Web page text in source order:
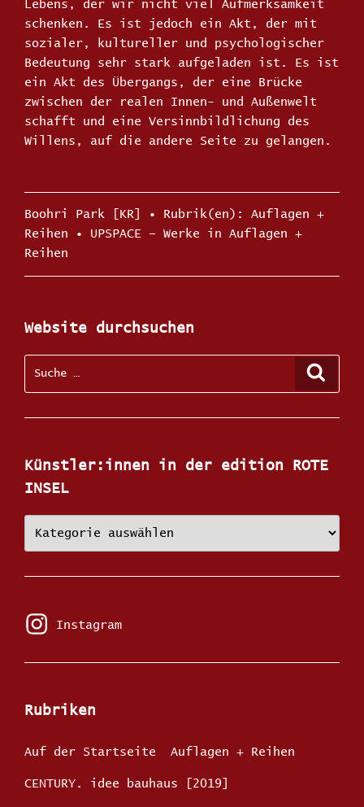
Lebens, der wir nicht viel Aufmerksamkeit
schenken. Es ist jedoch ein Akt, der mit
sozialer, kultureller und psychologischer
Bedeutung sehr stark aufgeladen ist. Es ist
ein Akt des Übergangs, der eine Brücke
zwischen der realen Innen- und Außenwelt
schafft und eine Versinnbildlichung des
Willens, auf die andere Seite zu gelangen.
Kategorien
Boohri Park [KR] Schlagwörter
Auflagen +
Reihen • UPSPACE – Werke in Auflagen +
Reihen
Website durchsuchen
Künstler:innen in der edition ROTE
INSEL
INSEL
Instagram
Instagram
Rubriken
Auf der Startseite Auflagen + Reihen
CENTURY. idee bauhaus [2019]